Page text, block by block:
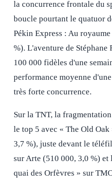
la concurrence frontale du
boucle pourtant le quatuor
Pékin Express : Au
%). L'aventure de Stéphane
100 000 fidèles d'une
performance moyenne
très forte concurrence.
Sur la TNT, la
le top 5 avec « The Old
3,7 %), juste devant le
sur Arte (510 000, 3,0 %)
quai des Orfèvres » sur